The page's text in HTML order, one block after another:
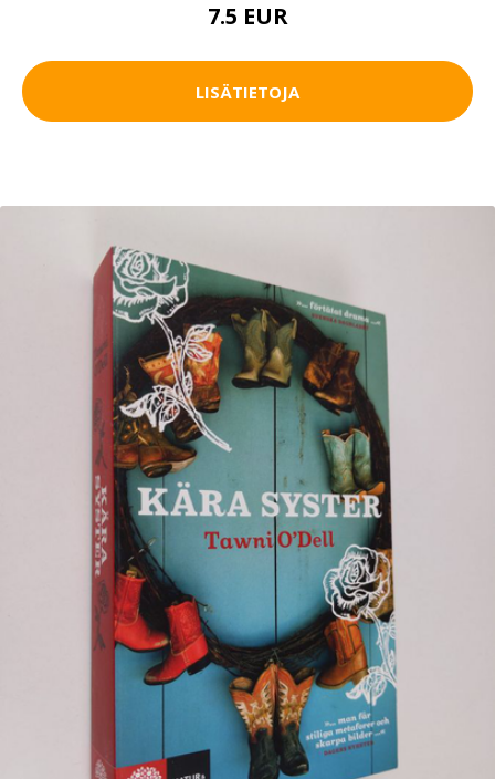
7.5 EUR
LISÄTIETOJA